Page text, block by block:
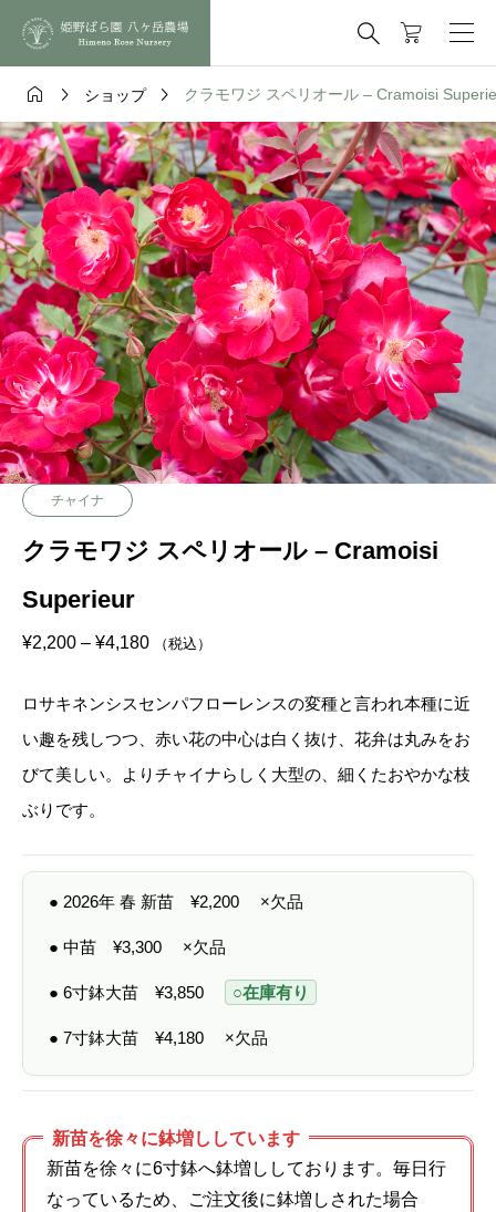

  ショップ  クラモワジ スペリオール – Cramoisi
チャイナ
クラモワジ スペリオール – Cramoisi
Superieur
¥2,200 – ¥4,180価
¥
2
2
0
4
,
8
（税込）
ロサキネンシスセンパフローレンスの変種と言われ本種に近
い趣を残しつつ、赤い花の中心は白く抜け、花弁は丸みをお
びて美しい。よりチャイナらしく大型の、細くたおやかな枝
ぶりです。
● 2026年 春 新苗 ¥2,200 ×欠品
● 中苗 ¥3,300 ×欠品
● 6寸鉢大苗 ¥3,850 ○在庫有り
● 7寸鉢大苗 ¥4,180 ×欠品
新苗を徐々に鉢増ししています
新苗を徐々に6寸鉢へ鉢増ししております。毎日行
なっているため、ご注文後に鉢増しされた場合